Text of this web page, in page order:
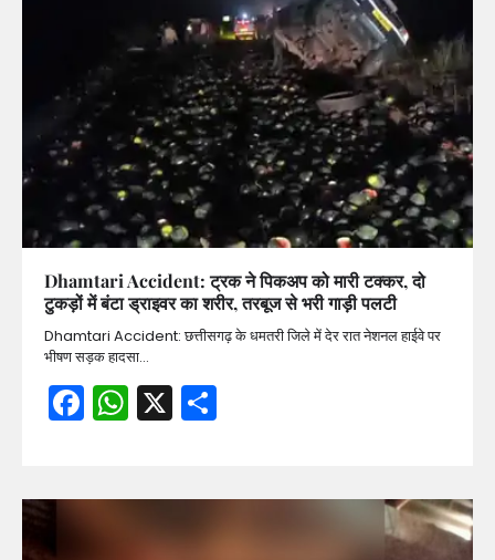
Dhamtari Accident: ट्रक ने पिकअप को मारी टक्कर, दो
टुकड़ों में बंटा ड्राइवर का शरीर, तरबूज से भरी गाड़ी पलटी
Dhamtari Accident: छत्तीसगढ़ के धमतरी जिले में देर रात नेशनल हाईवे पर
भीषण सड़क हादसा…
Facebook
WhatsApp
X